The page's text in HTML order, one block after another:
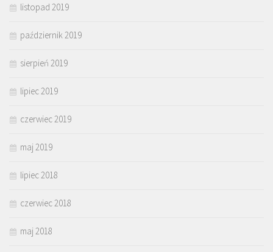
listopad 2019
październik 2019
sierpień 2019
lipiec 2019
czerwiec 2019
maj 2019
lipiec 2018
czerwiec 2018
maj 2018